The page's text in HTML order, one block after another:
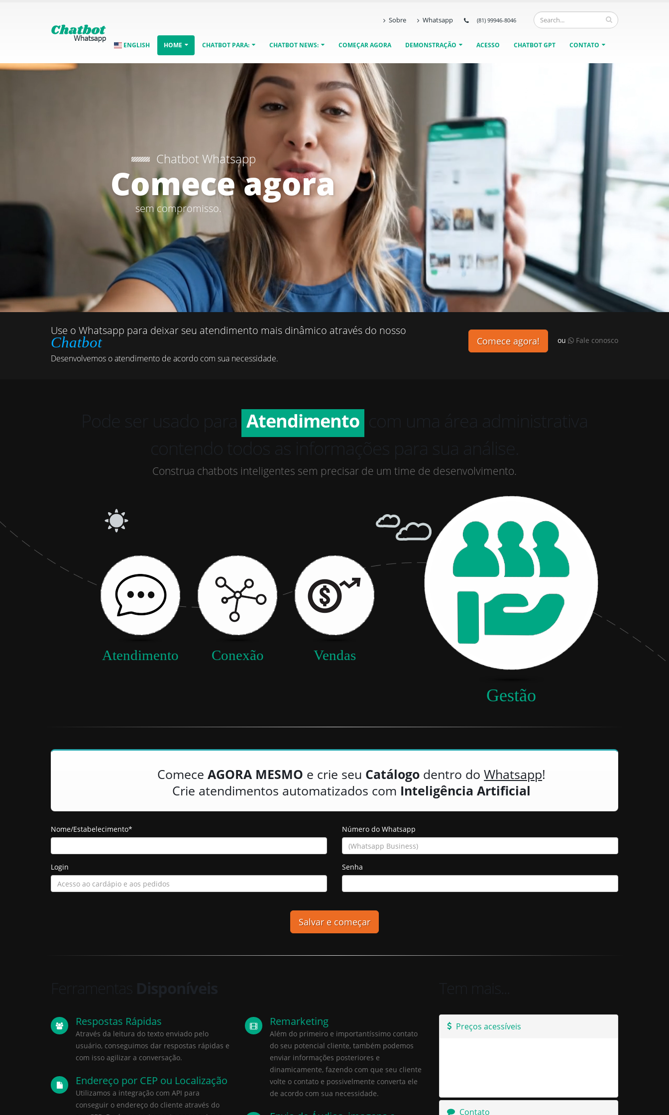
Sobre Whatsapp (81) 99946-8046
ENGLISH HOME CHATBOT PARA: CHATBOT NEWS: COMEÇAR AGORA DEMONSTRAÇÃO ACESSO CHATBOT GPT CONTATO
Chatbot Whatsapp
Comece agora
sem compromisso.
Use o Whatsapp para deixar seu atendimento mais dinâmico através do nosso
Chatbot
Desenvolvemos o atendimento de acordo com sua necessidade.
Comece agora! ou Fale conosco
Serviços
Vendas
com uma área administrativa contendo
Construa chatbots inteligentes sem precisar de um time de desenvolvimento.
Atendimento Conexão Vendas
Gestão
ComeceAGORA MESMO e crie seu Catálogo dentro doWhatsapp!
Crie atendimentos automatizados com Inteligência Artificial
Nome/Estabelecimento* Número do Whatsapp
Login Senha
Respostas Rápidas
Através da leitura do texto enviado pelo
usuário, conseguimos dar respostas rápidas e
com isso agilizar a conversação.
Endereço por CEP ou Localização
Utilizamos a integração com API para
conseguir o endereço do cliente através do
Remarketing
Além do primeiro e importantíssimo contato
do seu potencial cliente, também podemos
enviar informações posteriores e
dinamicamente, fazendo com que seu cliente
volte o contato e possivelmente converta ele
de acordo com sua necessidade.
Preços acessíveis
Contato